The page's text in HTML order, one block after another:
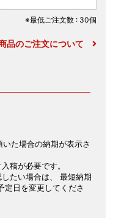
※最低ご注文数 : 30個
品のご注文について
た場合の納期が表示さ
稿が必要です。
たい場合は、 最短納期
定日を変更してくださ